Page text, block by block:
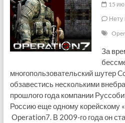
15
Нету
За
многопользовательский шутер
обзавестись несколькими
прошлого года компании
Россию еще одному корейскому
Operation7. В 2009-го года он